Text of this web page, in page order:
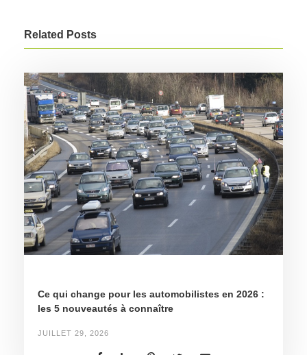
Related Posts
Ce qui change pour les automobilistes en 2026 :
les 5 nouveautés à connaître
JUILLET 29, 2026